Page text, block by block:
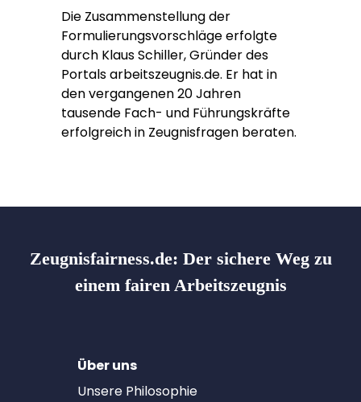
Die Zusammenstellung der
Formulierungsvorschläge erfolgte
durch Klaus Schiller, Gründer des
Portals arbeitszeugnis.de. Er hat in
den vergangenen 20 Jahren
tausende Fach- und Führungskräfte
erfolgreich in Zeugnisfragen beraten.
Zeugnisfairness.de: Der sichere Weg zu
einem fairen Arbeitszeugnis
Über uns
Unsere Philosophie